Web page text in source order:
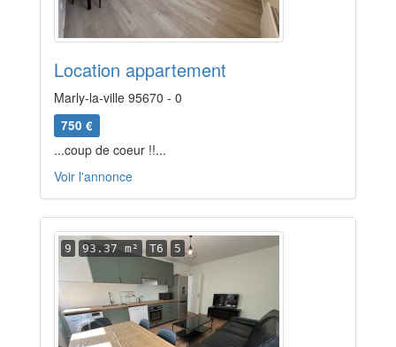
Location appartement
Marly-la-ville 95670 - 0
750 €
...coup de coeur !!...
Voir l'annonce
9 93.37 m² T6 5